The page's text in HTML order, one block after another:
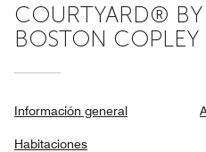
COURTYARD®
BOSTON COPLEY
Información general
Habitaciones